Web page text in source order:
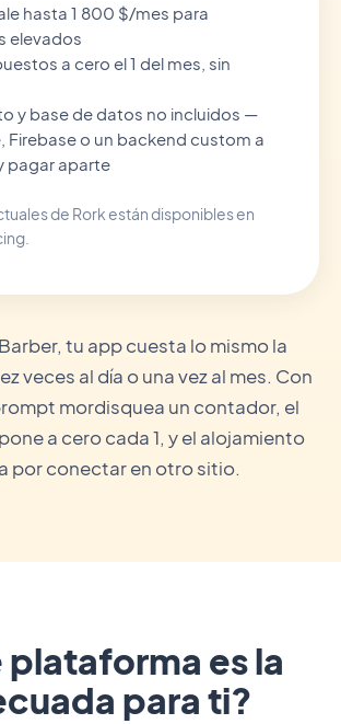
hasta 1 800 $/mes para
elevados
a cero el 1 del mes, sin
y base de datos no incluidos —
Firebase o un backend custom a
pagar aparte
de Rork están disponibles en
tu app cuesta lo mismo la
veces al día o una vez al mes. Con
mordisquea un contador, el
a cero cada 1, y el alojamiento
por conectar en otro sitio.
plataforma es la
para ti?